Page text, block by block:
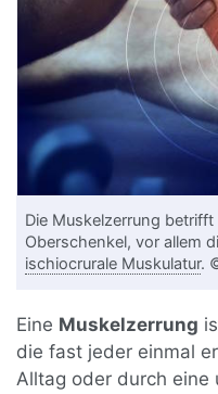
Die Muskelzerrung
Oberschenkel, vor allem
ischiocrurale Muskulatur.
Eine Muskelzerrung
die fast jeder einmal
Alltag oder durch eine